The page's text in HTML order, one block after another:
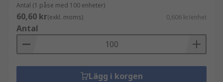
Antal (1 påse med 100 enheter)
60,60 kr(exkl. moms) 0,606 kr/enhet
Antal
Lägg i korgen